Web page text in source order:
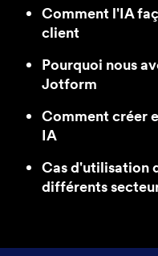
Comment l'IA
client
Pourquoi nous
Jotform
Comment créer
IA
Cas d'utilisation
différents